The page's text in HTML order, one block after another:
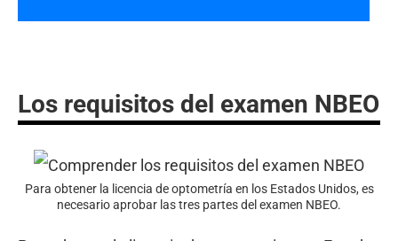
Los requisitos del examen NBEO
Para obtener la licencia de optometría en los Estados Unidos, es
necesario aprobar las tres partes del examen NBEO.